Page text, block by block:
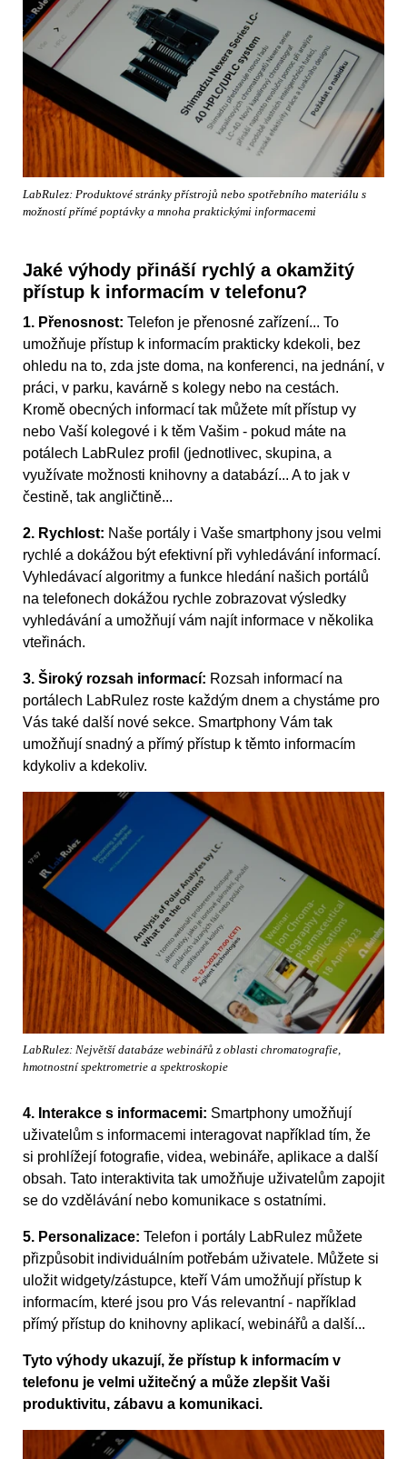
LabRulez: Produktové stránky přístrojů nebo spotřebního materiálu s
možností přímé poptávky a mnoha praktickými informacemi
Jaké výhody přináší rychlý a okamžitý
přístup k informacím v telefonu?
1. Přenosnost: Telefon je přenosné zařízení... To
umožňuje přístup k informacím prakticky kdekoli, bez
ohledu na to, zda jste doma, na konferenci, na jednání, v
práci, v parku, kavárně s kolegy nebo na cestách.
Kromě obecných informací tak můžete mít přístup vy
nebo Vaší kolegové i k těm Vašim - pokud máte na
potálech LabRulez profil (jednotlivec, skupina, a
využívate možnosti knihovny a databází... A to jak v
čestině, tak angličtině...
2. Rychlost: Naše portály i Vaše smartphony jsou velmi
rychlé a dokážou být efektivní při vyhledávání informací.
Vyhledávací algoritmy a funkce hledání našich portálů
na telefonech dokážou rychle zobrazovat výsledky
vyhledávání a umožňují vám najít informace v několika
vteřinách.
3. Široký rozsah informací: Rozsah informací na
portálech LabRulez roste každým dnem a chystáme pro
Vás také další nové sekce. Smartphony Vám tak
umožňují snadný a přímý přístup k těmto informacím
kdykoliv a kdekoliv.
LabRulez: Největší databáze webinářů z oblasti chromatografie,
hmotnostní spektrometrie a spektroskopie
4. Interakce s informacemi: Smartphony umožňují
uživatelům s informacemi interagovat například tím, že
si prohlížejí fotografie, videa, webináře, aplikace a další
obsah. Tato interaktivita tak umožňuje uživatelům zapojit
se do vzdělávání nebo komunikace s ostatními.
5. Personalizace: Telefon i portály LabRulez můžete
přizpůsobit individuálním potřebám uživatele. Můžete si
uložit widgety/zástupce, kteří Vám umožňují přístup k
informacím, které jsou pro Vás relevantní - například
přímý přístup do knihovny aplikací, webinářů a další...
Tyto výhody ukazují, že přístup k informacím v
telefonu je velmi užitečný a může zlepšit Vaši
produktivitu, zábavu a komunikaci.